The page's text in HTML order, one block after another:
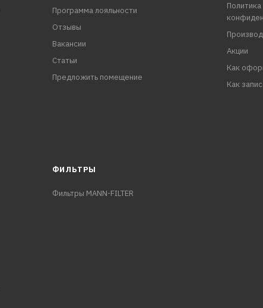
Программа лояльности
Отзывы
Вакансии
Статьи
Предложить помещение
Политика
Акции
Как
Как
ФИЛЬТРЫ
Фильтры MANN-FILTER